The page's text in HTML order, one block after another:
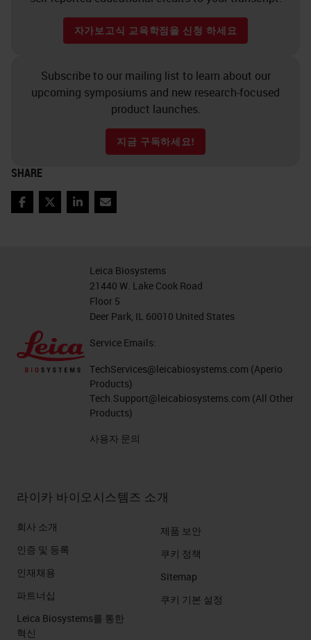
histology as it is part of the surgical
resection procedure to remove
Slide 9
An artifact common in the research
world are perfusion artifacts. I
to whole organ fixation in research
and for optimal results, care must
Slide 10
The next two slides will
demonstrate the results of little or
no fixation and results in autolysis.
The section on the left is a
beautiful section of kidney. Optimal
sections show: Here the
Bowman’s capsule are easily
appreciated. In contrast, the kidney
section on the right where the
architecture is persevered, but
cellular details are scant. This
would be considered mild autolysis
자가보고식 교육학점을 신청 하세요
Subscribe to our mailing list to learn about our
upcoming symposiums and new research-focused
product launches.
지금 구독하세요!
SHARE
FacebookTwitterLinkedInEmail
Leica Biosystems
21440 W. Lake Cook Road
Floor 5
Deer Park, IL 60010 United States
Service Emails:
TechServices@leicabiosystems.com (Aperio
Products)
Tech.Support@leicabiosystems.com (All Other
Products)
사용자 문의
라이카 바이오시스템즈 소개
회사 소개
인증 및 등록
인재채용
파트너십
Leica Biosystems를 통한
혁신
제품 보안
쿠키 정책
Sitemap
쿠키 기본 설정